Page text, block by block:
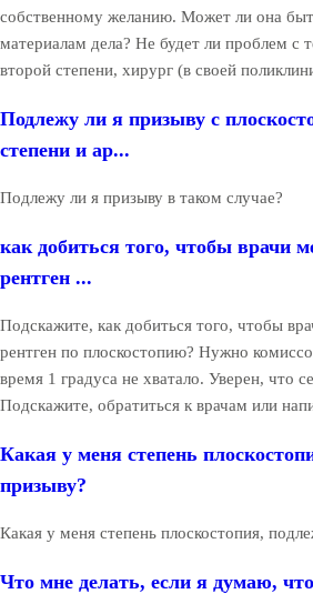
собственному желанию. Может ли она
материалам дела? Не будет ли проблем с
второй степени, хирург (в своей
Подлежу ли я призыву с
степени и ар...
Подлежу ли я призыву в таком случае?
как добиться того, чтобы врачи
рентген ...
Подскажите, как добиться того, чтобы
рентген по плоскостопию? Нужно
время 1 градуса не хватало. Уверен, что
Подскажите, обратиться к врачам или
Какая у меня степень
призыву?
Какая у меня степень плоскостопия,
Что мне делать, если я думаю,